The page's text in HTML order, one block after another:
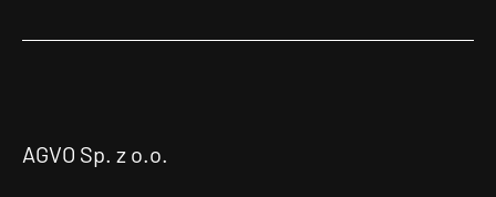
AGVO Sp. z o.o.